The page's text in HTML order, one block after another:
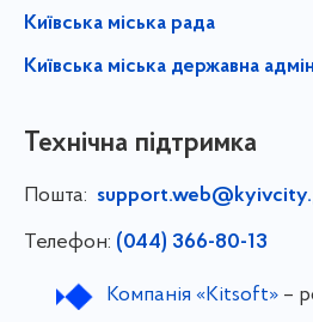
Київська міська рада
Київська міська державна
Технічна підтримка
Пошта:
Телефон: (044) 366-80-13
Компанія «Kitsoft»–